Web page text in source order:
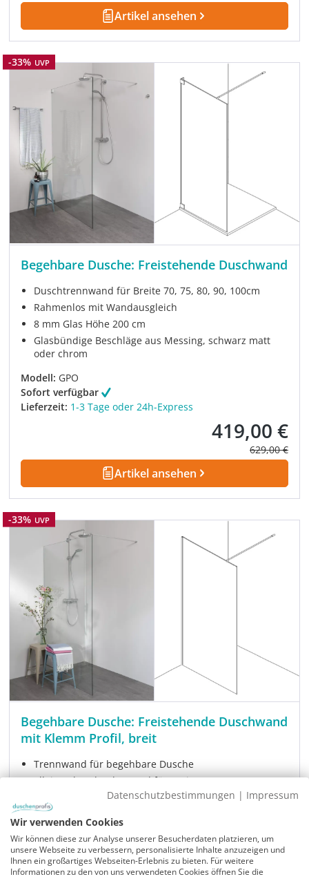
Artikel ansehen
Rabatt
-33% UVP
Begehbare Dusche: Freistehende Duschwand
Duschtrennwand für Breite 70, 75, 80, 90, 100cm
Rahmenlos mit Wandausgleich
8 mm Glas Höhe 200 cm
Glasbündige Beschläge aus Messing, schwarz matt
oder chrom
Modell: GPO
Sofort verfügbar
Lieferzeit: 1-3 Tage oder 24h-Express
Verkaufspreis:
419,00 €
Regulärer
629,00 €
Artikel ansehen
Rabatt
-33% UVP
Begehbare Dusche: Freistehende Duschwand
mit Klemm Profil, breit
Trennwand für begehbare Dusche
alleinstehende Glaswand für Breite 105, 110, 115, 120
Klemm Wandausgleichsprofil mit Wandausgleich,
chromfarben oder schwarz matt
8 mm Glas Höhe 200 cm
Modell: PGPX
Datenschutzbestimmungen | Impressum
Wir verwenden Cookies
Wir können diese zur Analyse unserer Besucherdaten platzieren, um
unsere Webseite zu verbessern, personalisierte Inhalte anzuzeigen und
Ihnen ein großartiges Webseiten-Erlebnis zu bieten. Für weitere
Informationen zu den von uns verwendeten Cookies öffnen Sie die